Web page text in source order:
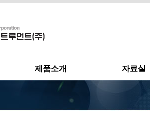
제품소개 자료실